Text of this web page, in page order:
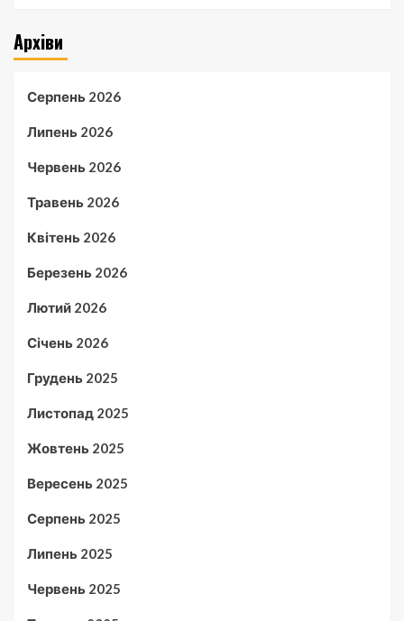
Архіви
Серпень 2026
Липень 2026
Червень 2026
Травень 2026
Квітень 2026
Березень 2026
Лютий 2026
Січень 2026
Грудень 2025
Листопад 2025
Жовтень 2025
Вересень 2025
Серпень 2025
Липень 2025
Червень 2025